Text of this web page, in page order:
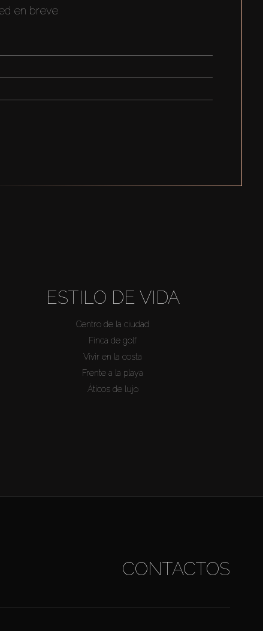
en breve
ESTILO DE VIDA
Centro de la ciudad
Finca de golf
Vivir en la costa
Frente a la playa
Áticos de lujo
CONTACTOS